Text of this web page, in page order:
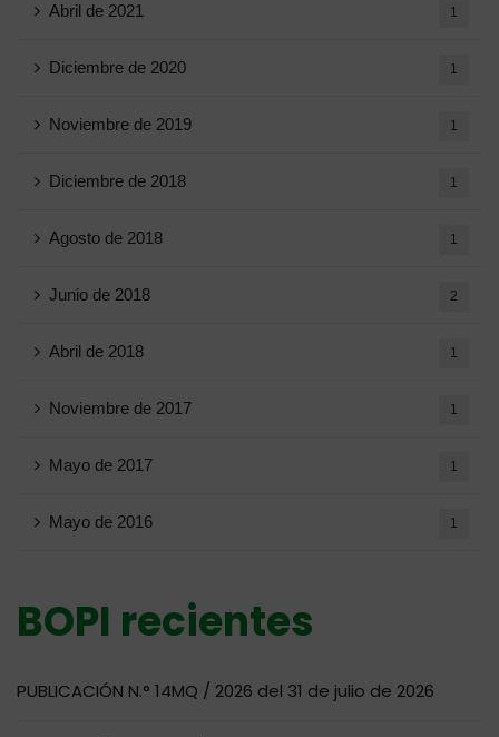
Abril de 2021 1
Diciembre de 2020 1
Noviembre de 2019 1
Diciembre de 2018 1
Agosto de 2018 1
Junio ​​de 2018 2
Abril de 2018 1
Noviembre de 2017 1
Mayo de 2017 1
Mayo de 2016 1
BOPI recientes
PUBLICACIÓN N.° 14MQ / 2026 del 31 de julio de 2026